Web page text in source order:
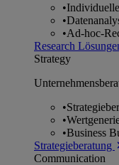
•
•
•Ad-hoc-
Research
Strategy
•
•
•Business
Strategieberatung
Communication